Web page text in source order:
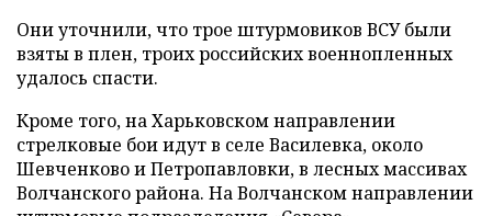
Они уточнили, что трое штурмовиков ВСУ были
взяты в плен, троих российских военнопленных
удалось спасти.
Кроме того, на Харьковском направлении
стрелковые бои идут в селе Василевка, около
Шевченково и Петропавловки, в лесных массивах
Волчанского района. На Волчанском направлении